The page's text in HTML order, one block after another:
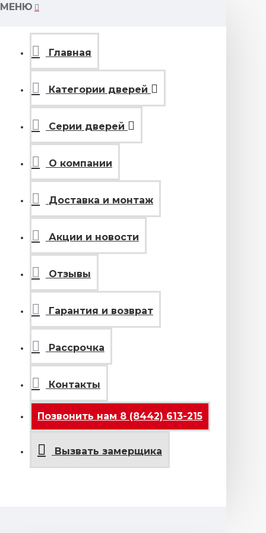
МЕНЮ
Главная
Категории дверей
Серии дверей
О компании
Доставка и монтаж
Акции и новости
Отзывы
Гарантия и возврат
Рассрочка
Контакты
Позвонить нам 8 (8442) 613-215
Вызвать замерщика